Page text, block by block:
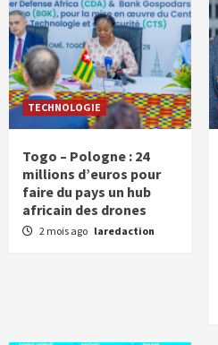
TECHNOLOGIE
Togo – Pologne : 24
millions d’euros pour
faire du pays un hub
africain des drones
2 mois ago laredaction